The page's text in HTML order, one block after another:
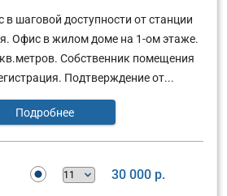
шаговой доступности от станции
Офис в жилом доме на 1-ом этаже.
Собственник помещения
Подтверждение от...
Подробнее
30 000 р.